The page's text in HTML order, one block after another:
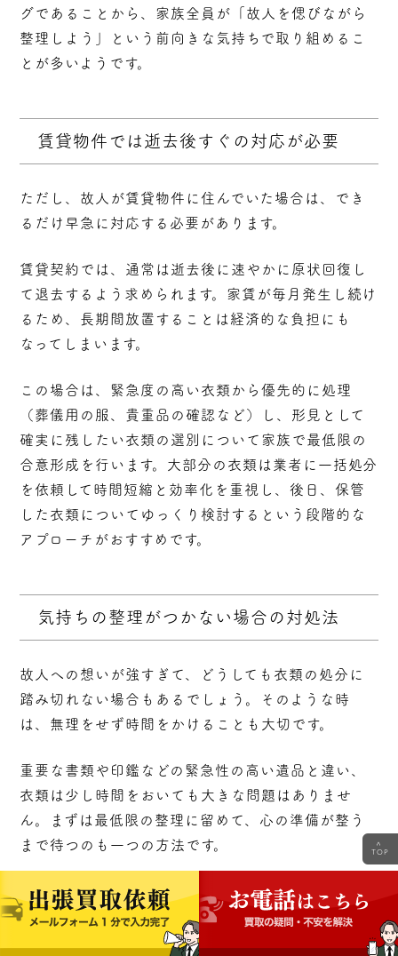
グであることから、家族全員が「故人を偲びながら
整理しよう」という前向きな気持ちで取り組めるこ
とが多いようです。
賃貸物件では逝去後すぐの対応が必要
ただし、故人が賃貸物件に住んでいた場合は、でき
るだけ早急に対応する必要があります。
賃貸契約では、通常は逝去後に速やかに原状回復し
て退去するよう求められます。家賃が毎月発生し続け
るため、長期間放置することは経済的な負担にも
なってしまいます。
この場合は、緊急度の高い衣類から優先的に処理
（葬儀用の服、貴重品の確認など）し、形見として
確実に残したい衣類の選別について家族で最低限の
合意形成を行います。大部分の衣類は業者に一括処分
を依頼して時間短縮と効率化を重視し、後日、保管
した衣類についてゆっくり検討するという段階的な
アプローチがおすすめです。
気持ちの整理がつかない場合の対処法
故人への想いが強すぎて、どうしても衣類の処分に
踏み切れない場合もあるでしょう。そのような時
は、無理をせず時間をかけることも大切です。
重要な書類や印鑑などの緊急性の高い遺品と違い、
衣類は少し時間をおいても大きな問題はありませ
ん。まずは最低限の整理に留めて、心の準備が整う
まで待つのも一つの方法です。
気持ちの整理を促すためには、故人の写真と一緒に
衣類を眺め、思い出話をしたり、一人ではなく家族
や親しい友人と一緒に作業したり、一度にすべてを
<
TOP